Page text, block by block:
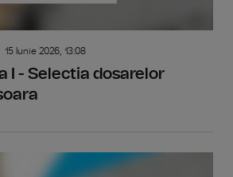
15 Iunie 2026, 13:08
I - Selectia dosarelor